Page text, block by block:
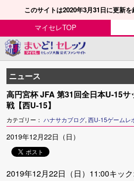
このサイトは2020年3月31日に更新を
マイセレTOP
ニュース
高円宮杯 JFA 第31回全日本U-15サ
戦【西U-15】
カテゴリー：ハナサカブログ, 西U-15ゲームレ
2019年12月22日（日）
2019年12月22日（日）11:00キッ